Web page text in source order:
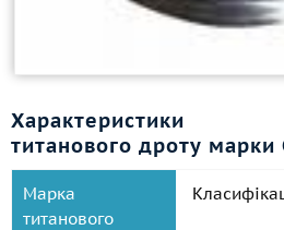
Характеристики
титанового дроту марки
Марка
титанового